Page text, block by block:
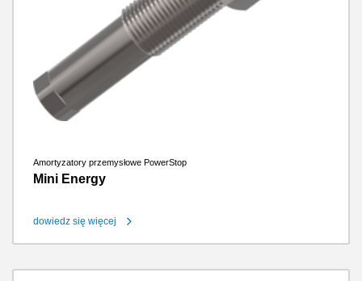
Amortyzatory przemysłowe PowerStop
Mini Energy
dowiedz się więcej